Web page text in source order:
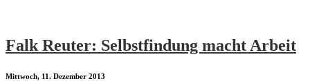
Falk Reuter: Selbstfindung macht Arbeit
Mittwoch, 11. Dezember 2013